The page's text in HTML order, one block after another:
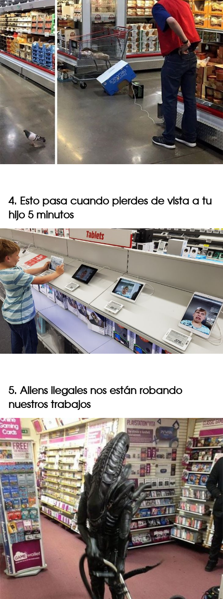
4. Esto pasa cuando pierdes de vista a tu
hijo 5 minutos
5. Aliens ilegales nos están robando
nuestros trabajos